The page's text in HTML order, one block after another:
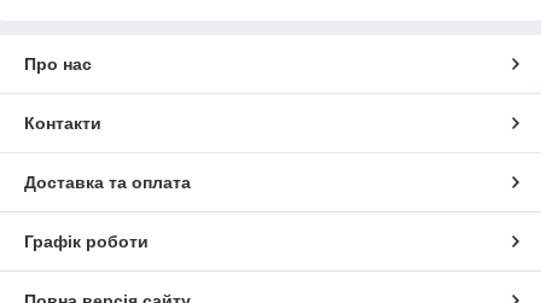
Про нас
Контакти
Доставка та оплата
Графік роботи